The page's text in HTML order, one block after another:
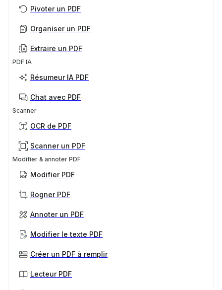
Pivoter un PDF
Organiser un PDF
Extraire un PDF
PDF IA
Résumeur IA PDF
Chat avec PDF
Scanner
OCR de PDF
Scanner un PDF
Modifier & annoter PDF
Modifier PDF
Rogner PDF
Annoter un PDF
Modifier le texte PDF
Créer un PDF à remplir
Lecteur PDF